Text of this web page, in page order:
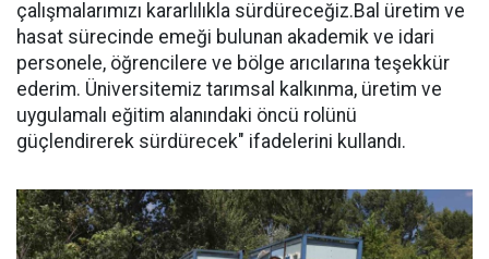
çalışmalarımızı kararlılıkla sürdüreceğiz.Bal üretim ve
hasat sürecinde emeği bulunan akademik ve idari
personele, öğrencilere ve bölge arıcılarına teşekkür
ederim. Üniversitemiz tarımsal kalkınma, üretim ve
uygulamalı eğitim alanındaki öncü rolünü
güçlendirerek sürdürecek" ifadelerini kullandı.